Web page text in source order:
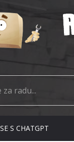
S CHATGPT